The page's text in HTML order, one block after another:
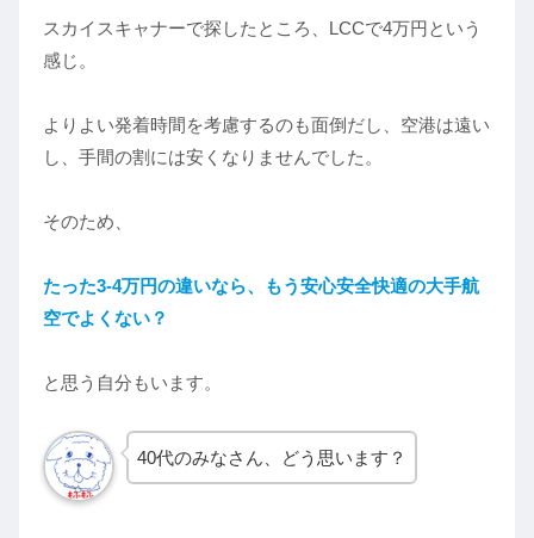
スカイスキャナーで探したところ、LCCで4万円という
感じ。
よりよい発着時間を考慮するのも面倒だし、空港は遠い
し、手間の割には安くなりませんでした。
そのため、
たった3-4万円の違いなら、もう安心安全快適の大手航
空でよくない？
と思う自分もいます。
40代のみなさん、どう思います？